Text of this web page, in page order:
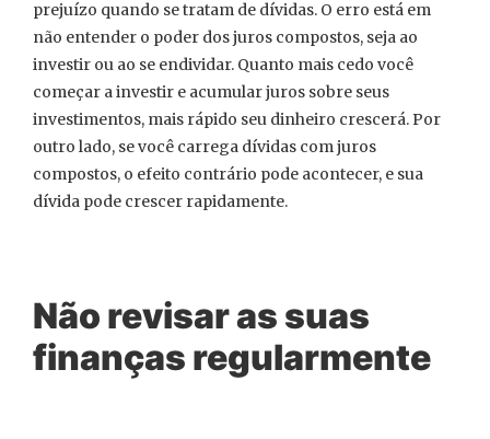
prejuízo quando se tratam de dívidas. O erro está em
não entender o poder dos juros compostos, seja ao
investir ou ao se endividar. Quanto mais cedo você
começar a investir e acumular juros sobre seus
investimentos, mais rápido seu dinheiro crescerá. Por
outro lado, se você carrega dívidas com juros
compostos, o efeito contrário pode acontecer, e sua
dívida pode crescer rapidamente.
Não revisar as suas
finanças regularmente